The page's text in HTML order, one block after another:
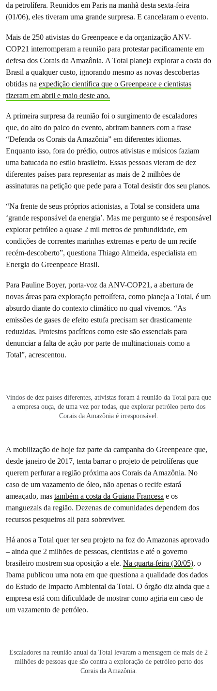
da petrolífera. Reunidos em Paris na manhã desta sexta-feira
(01/06), eles tiveram uma grande surpresa. E cancelaram o evento.
Mais de 250 ativistas do Greenpeace e da organização ANV-
COP21 interromperam a reunião para protestar pacificamente em
defesa dos Corais da Amazônia. A Total planeja explorar a costa do
Brasil a qualquer custo, ignorando mesmo as novas descobertas
obtidas na expedição científica que o Greenpeace e cientistas
fizeram em abril e maio deste ano.
A primeira surpresa da reunião foi o surgimento de escaladores
que, do alto do palco do evento, abriram banners com a frase
“Defenda os Corais da Amazônia” em diferentes idiomas.
Enquanto isso, fora do prédio, outros ativistas e músicos faziam
uma batucada no estilo brasileiro. Essas pessoas vieram de dez
diferentes países para representar as mais de 2 milhões de
assinaturas na petição que pede para a Total desistir dos seu planos.
“Na frente de seus próprios acionistas, a Total se considera uma
‘grande responsável da energia’. Mas me pergunto se é responsável
explorar petróleo a quase 2 mil metros de profundidade, em
condições de correntes marinhas extremas e perto de um recife
recém-descoberto”, questiona Thiago Almeida, especialista em
Energia do Greenpeace Brasil.
Para Pauline Boyer, porta-voz da ANV-COP21, a abertura de
novas áreas para exploração petrolífera, como planeja a Total, é um
absurdo diante do contexto climático no qual vivemos. “As
emissões de gases de efeito estufa precisam ser drasticamente
reduzidas. Protestos pacíficos como este são essenciais para
denunciar a falta de ação por parte de multinacionais como a
Total”, acrescentou.
Vindos de dez países diferentes, ativistas foram à reunião da Total para que
a empresa ouça, de uma vez por todas, que explorar petróleo perto dos
Corais da Amazônia é irresponsável.
A mobilização de hoje faz parte da campanha do Greenpeace que,
desde janeiro de 2017, tenta barrar o projeto de petrolíferas que
querem perfurar a região próxima aos Corais da Amazônia. No
caso de um vazamento de óleo, não apenas o recife estará
ameaçado, mas também a costa da Guiana Francesa e os
manguezais da região. Dezenas de comunidades dependem dos
recursos pesqueiros ali para sobreviver.
Há anos a Total quer ter seu projeto na foz do Amazonas aprovado
– ainda que 2 milhões de pessoas, cientistas e até o governo
brasileiro mostrem sua oposição a ele. Na quarta-feira (30/05), o
Ibama publicou uma nota em que questiona a qualidade dos dados
do Estudo de Impacto Ambiental da Total. O órgão diz ainda que a
empresa está com dificuldade de mostrar como agiria em caso de
um vazamento de petróleo.
Escaladores na reunião anual da Total levaram a mensagem de mais de 2
milhões de pessoas que são contra a exploração de petróleo perto dos
Corais da Amazônia.